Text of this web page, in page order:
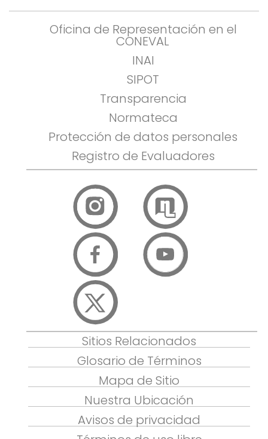
Oficina de Representación en el
CONEVAL
INAI
SIPOT
Transparencia
Normateca
Protección de datos personales
Registro de Evaluadores
Sitios Relacionados
Glosario de Términos
Mapa de Sitio
Nuestra Ubicación
Avisos de privacidad